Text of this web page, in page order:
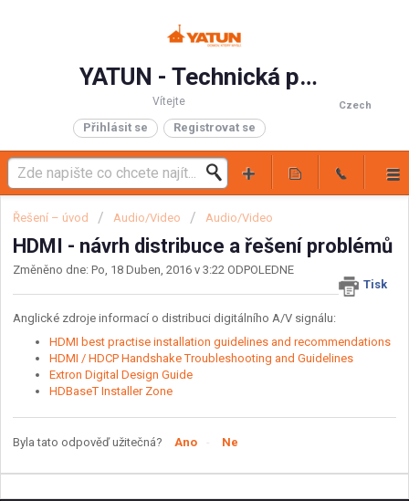
YATUN - Technická podpora
Czech
Vítejte
Přihlásit se Registrovat se
Řešení – úvod Audio/Video Audio/Video
HDMI - návrh distribuce a řešení problémů
Tisk
Změněno dne: Po, 18 Duben, 2016 v 3:22 ODPOLEDNE
Anglické zdroje informací o distribuci digitálního A/V signálu:
HDMI best practise installation guidelines and recommendations
HDMI / HDCP Handshake Troubleshooting and Guidelines
Extron Digital Design Guide
HDBaseT Installer Zone
Byla tato odpověď užitečná? Ano Ne